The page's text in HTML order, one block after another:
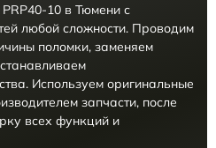
10 в Тюмени с
любой сложности. Проводим
поломки, заменяем
Используем оригинальные
запчасти, после
всех функций и